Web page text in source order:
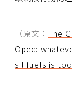
（原文： The
Opec:
sil fuels is